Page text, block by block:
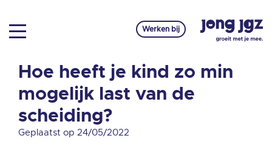
Hoe heeft je kind zo min
mogelijk last van de
scheiding?
Geplaatst op 24/05/2022
Werken bij